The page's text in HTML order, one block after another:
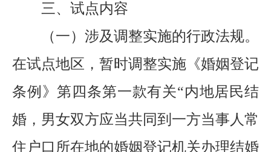
三、 试点内容
（一）涉及调整实施的行政法规。
在试点地区，暂时调整实施《婚姻登记
条例》第四条第一款有关“内地居民结
婚，男女双方应当共同到一方当事人常
住户口所在地的婚姻登记机关办理结婚